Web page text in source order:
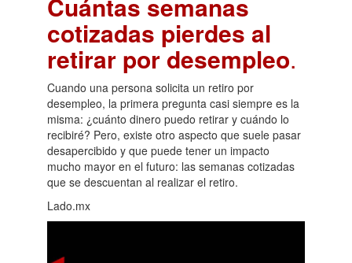
cotizadas pierdes al
retirar por desempleo.
Cuando una persona solicita un retiro por
desempleo, la primera pregunta casi siempre es la
misma: ¿cuánto dinero puedo retirar y cuándo lo
recibiré? Pero, existe otro aspecto que suele pasar
desapercibido y que puede tener un impacto
mucho mayor en el futuro: las semanas cotizadas
que se descuentan al realizar el retiro.
Lado.mx